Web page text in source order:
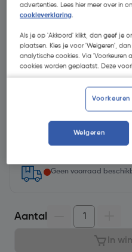
€ 24,95| Excl. btw €
Selecteer winkel - Bekijk
minuten op
Selecteer vestiging
Geen voorraad
Aantal
In
advertenties. Lees hier meer over in
cookieverklaring.
Als je op 'Akkoord' klikt, dan geef je
plaatsen. Kies je voor 'Weigeren',
analytische cookies. Via 'Voorkeuren
cookies worden geplaatst. Deze
Weigeren